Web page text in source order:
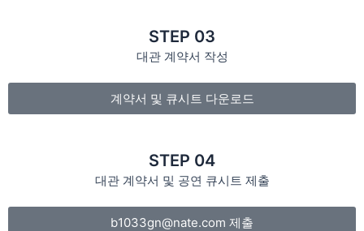
STEP 03
대관 계약서 작성
계약서 및 큐시트 다운로드
STEP 04
대관 계약서 및 공연 큐시트 제출
b1033gn@nate.com 제출